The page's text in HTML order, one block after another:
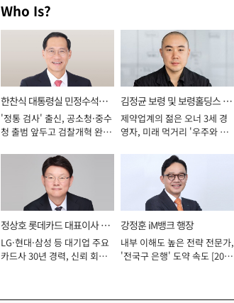
Who Is?
한찬식 대통령실 민정수석비
서관
'정통 검사' 출신, 공소청·중수
청 출범 앞두고 검찰개혁 완수
김정균 보령 및 보령홀딩스 대
표이사 사장
제약업계의 젊은 오너 3세 경
영자, 미래 먹거리 '우주와 헬
정상호 롯데카드 대표이사 사
장
LG·현대·삼성 등 대기업 주요
카드사 30년 경력, 신뢰 회복
강정훈 iM뱅크 행장
내부 이해도 높은 전략 전문가,
'전국구 은행' 도약 속도 [2026